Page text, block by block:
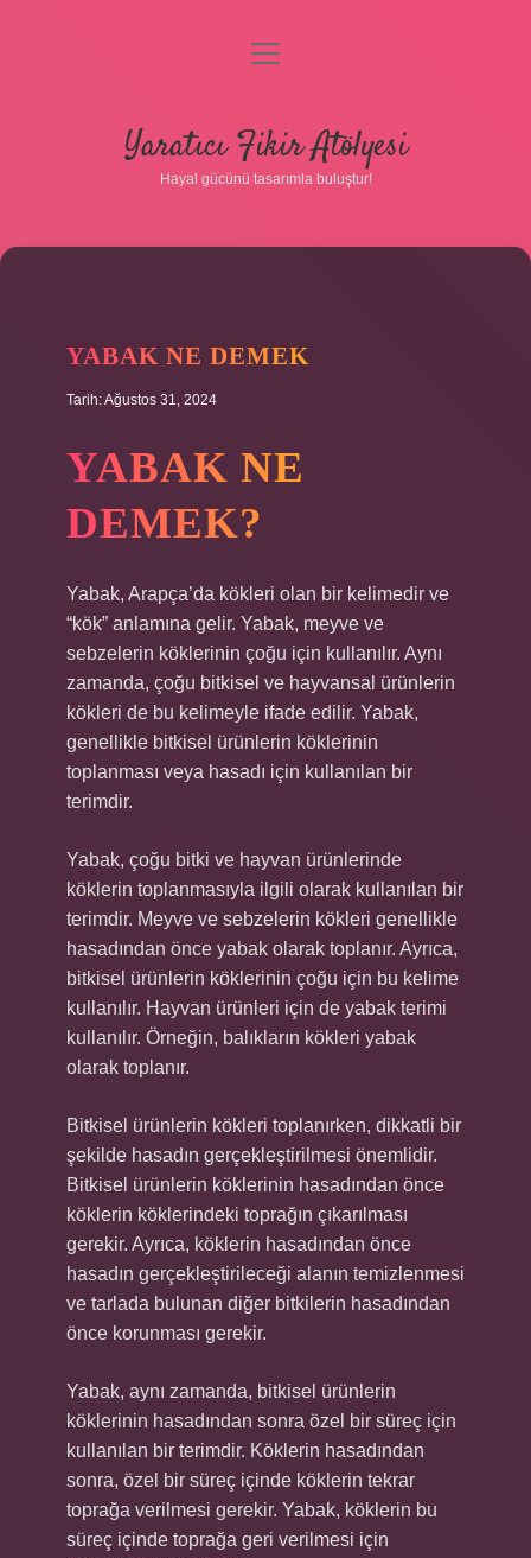
Gizlilik Politikası
Hakkımızda
menüyü
Yaratıcı Fikir Atölyesi
Hayal gücünü tasarımla buluştur!
YABAK NE DEMEK
Tarih: Ağustos 31, 2024
YABAK NE
DEMEK?
Yabak, Arapça’da kökleri olan bir kelimedir ve
“kök” anlamına gelir. Yabak, meyve ve
sebzelerin köklerinin çoğu için kullanılır. Aynı
zamanda, çoğu bitkisel ve hayvansal ürünlerin
kökleri de bu kelimeyle ifade edilir. Yabak,
genellikle bitkisel ürünlerin köklerinin
toplanması veya hasadı için kullanılan bir
terimdir.
Yabak, çoğu bitki ve hayvan ürünlerinde
köklerin toplanmasıyla ilgili olarak kullanılan bir
terimdir. Meyve ve sebzelerin kökleri genellikle
hasadından önce yabak olarak toplanır. Ayrıca,
bitkisel ürünlerin köklerinin çoğu için bu kelime
kullanılır. Hayvan ürünleri için de yabak terimi
kullanılır. Örneğin, balıkların kökleri yabak
olarak toplanır.
Bitkisel ürünlerin kökleri toplanırken, dikkatli bir
şekilde hasadın gerçekleştirilmesi önemlidir.
Bitkisel ürünlerin köklerinin hasadından önce
köklerin köklerindeki toprağın çıkarılması
gerekir. Ayrıca, köklerin hasadından önce
hasadın gerçekleştirileceği alanın temizlenmesi
ve tarlada bulunan diğer bitkilerin hasadından
önce korunması gerekir.
Yabak, aynı zamanda, bitkisel ürünlerin
köklerinin hasadından sonra özel bir süreç için
kullanılan bir terimdir. Köklerin hasadından
sonra, özel bir süreç içinde köklerin tekrar
toprağa verilmesi gerekir. Yabak, köklerin bu
süreç içinde toprağa geri verilmesi için